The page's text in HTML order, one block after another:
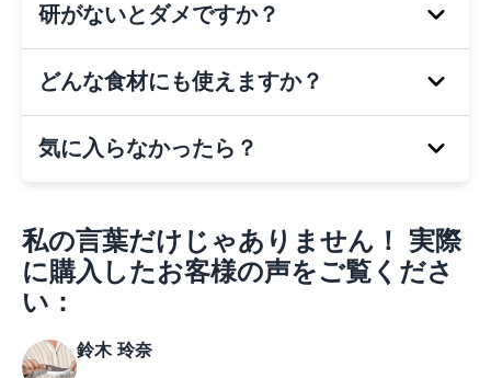
はい、問題ありません。すぐに使える直感的な
使えます。
研がないとダメですか？
しばらく必要ありません。冷間焼き入れ加工に
どんな食材にも使えますか？
もちろんです。肉・野菜・果物・パンなど、何
気に入らなかったら？
す。手間も不要、リスクもなし！
私の言葉だけじゃありません！ 実際
に購入したお客様の声をご覧くださ
い：
鈴木 玲奈